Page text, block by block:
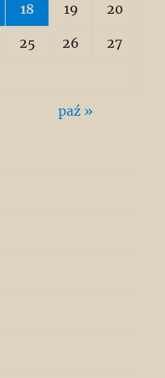
18 19 20
25 26 27
paź »